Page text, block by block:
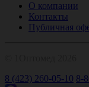
О компании
Контакты
Публичная
8 (423) 260-05-10 8-